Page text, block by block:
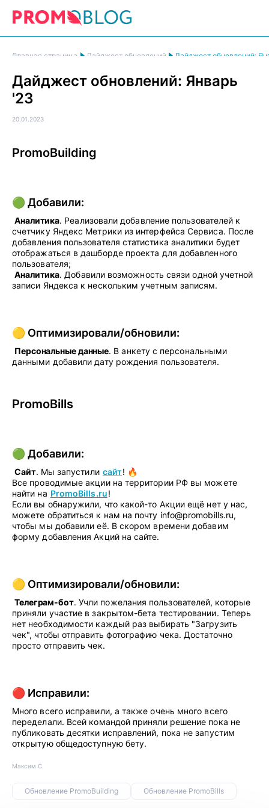
Главная страница Дайджест обновлений Дайджест обновлений:
Дайджест обновлений: Январь
'23
20.01.2023
PromoBuilding
🟢 Добавили:
Аналитика. Реализовали добавление пользователей к
счетчику Яндекс Метрики из интерфейса Сервиса. После
добавления пользователя статистика аналитики будет
отображаться в дашборде проекта для добавленного
пользователя;
Аналитика. Добавили возможность связи одной учетной
записи Яндекса к нескольким учетным записям.
🟡 Оптимизировали/обновили:
Персональные данные. В анкету с персональными
данными добавили дату рождения пользователя.
PromoBills
🟢 Добавили:
Сайт. Мы запустили сайт! 🔥
Все проводимые акции на территории РФ вы можете
найти на PromoBills.ru!
Если вы обнаружили, что какой-то Акции ещё нет у нас,
можете обратиться к нам на почту info@promobills.ru,
чтобы мы добавили её. В скором времени добавим
форму добавления Акций на сайте.
🟡 Оптимизировали/обновили:
Телеграм-бот. Учли пожелания пользователей, которые
приняли участие в закрытом-бета тестировании. Теперь
нет необходимости каждый раз выбирать "Загрузить
чек", чтобы отправить фотографию чека. Достаточно
просто отправить чек.
🔴 Исправили:
Много всего исправили, а также очень много всего
переделали. Всей командой приняли решение пока не
публиковать десятки исправлений, пока не запустим
открытую общедоступную бету.
Максим С.
Обновление PromoBuilding Обновление PromoBills